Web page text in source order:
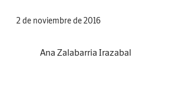
2 de noviembre de 2016
Ana Zalabarria Irazabal